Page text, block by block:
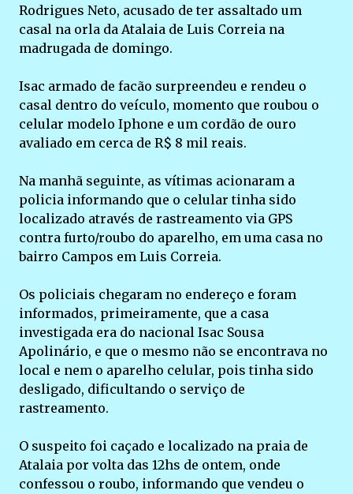
Rodrigues Neto, acusado de ter assaltado um
casal na orla da Atalaia de Luis Correia na
madrugada de domingo.
Isac armado de facão surpreendeu e rendeu o
casal dentro do veículo, momento que roubou o
celular modelo Iphone e um cordão de ouro
avaliado em cerca de R$ 8 mil reais.
Na manhã seguinte, as vítimas acionaram a
policia informando que o celular tinha sido
localizado através de rastreamento via GPS
contra furto/roubo do aparelho, em uma casa no
bairro Campos em Luis Correia.
Os policiais chegaram no endereço e foram
informados, primeiramente, que a casa
investigada era do nacional Isac Sousa
Apolinário, e que o mesmo não se encontrava no
local e nem o aparelho celular, pois tinha sido
desligado, dificultando o serviço de
rastreamento.
O suspeito foi caçado e localizado na praia de
Atalaia por volta das 12hs de ontem, onde
confessou o roubo, informando que vendeu o